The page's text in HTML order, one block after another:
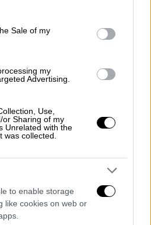
and its third-party tags to
purposes in below Google
Sale of my
my
Advertising.
Use,
or Sharing of my
Unrelated with the
was collected.
to enable storage
like cookies on web or
δεν υπάρχουν
μετάδοσης για
λόγω της τρέχουσας
αγορά των ΗΠΑ.
απαιτεί από όλες
αποθέματα
και ρευστότητας που
τις ελάχιστες
της Βασιλείας.
σημαντικές
πληρούν υψηλότερες
και ρευστότητας.
απορρόφηση των
μεγάλων κρίσεων